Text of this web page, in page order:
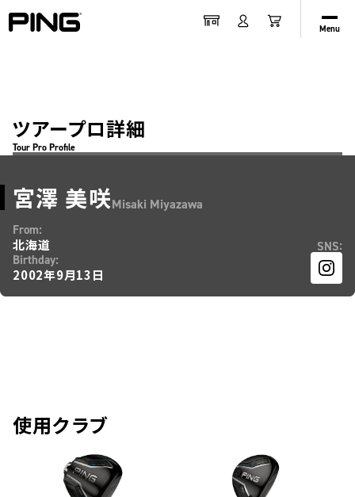
Menu
ツアープロ詳細
Tour Pro Profile
宮澤 美咲Misaki Miyazawa
From:
北海道
Birthday:
2002年9月13日
SNS:
使用クラブ